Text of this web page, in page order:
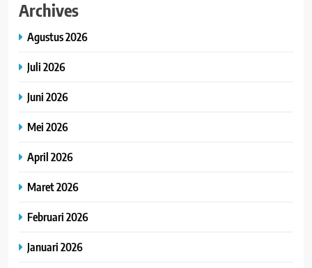
Archives
Agustus 2026
Juli 2026
Juni 2026
Mei 2026
April 2026
Maret 2026
Februari 2026
Januari 2026